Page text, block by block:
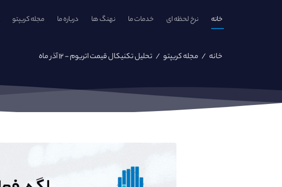
خانه نرخ لحظه ای خدمات ما نهنگ ها درباره ما مجله کریپتو
خانه / مجله کریپتو / تحلیل تکنیکال قیمت اتریوم - ۱۲ آذر ماه